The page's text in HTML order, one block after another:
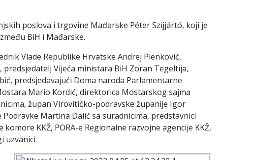
poslova i trgovine Mađarske Péter Szijjártó, koji je
BiH i Mađarske.
Vlade Republike Hrvatske Andrej Plenković,
predsjedatelj Vijeća ministara BiH Zoran Tegeltija,
predsjedavajući Doma naroda Parlamentarne
Mario Kordić, direktorica Mostarskog sajma
župan Virovitičko-podravske županije Igor
Martina Dalić sa suradnicima, predstavnici
KKŽ, PORA-e Regionalne razvojne agencije KKŽ,
uzvanici.